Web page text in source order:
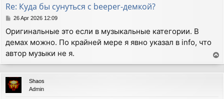
Re: Куда бы сунуться с beeper-демкой?
P
s
t
26 Apr 2026 12:09
Оригинальные это если в музыкальные категории. В
демах можно. По крайней мере я явно указал в info, что
автор музыки не я.
o
p
Shaos
Admin